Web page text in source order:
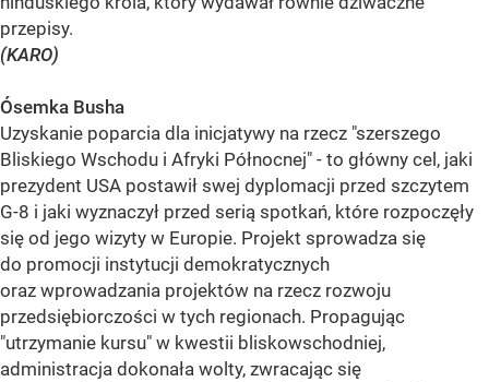
przepisy.
(KARO)
Ósemka Busha
Uzyskanie poparcia dla inicjatywy na rzecz "szerszego
Bliskiego Wschodu i Afryki Północnej" - to główny cel, jaki
prezydent USA postawił swej dyplomacji przed szczytem
G-8 i jaki wyznaczył przed serią spotkań, które rozpoczęły
się od jego wizyty w Europie. Projekt sprowadza się
do promocji instytucji demokratycznych
oraz wprowadzania projektów na rzecz rozwoju
przedsiębiorczości w tych regionach. Propagując
"utrzymanie kursu" w kwestii bliskowschodniej,
administracja dokonała wolty, zwracając się